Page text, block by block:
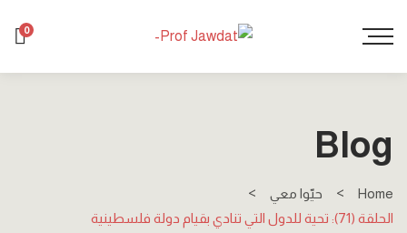
0
Blog
Home
حيّوا معي
الحلقة (71): تحية للدول التي تنادي بقيام دولة فلسطينية